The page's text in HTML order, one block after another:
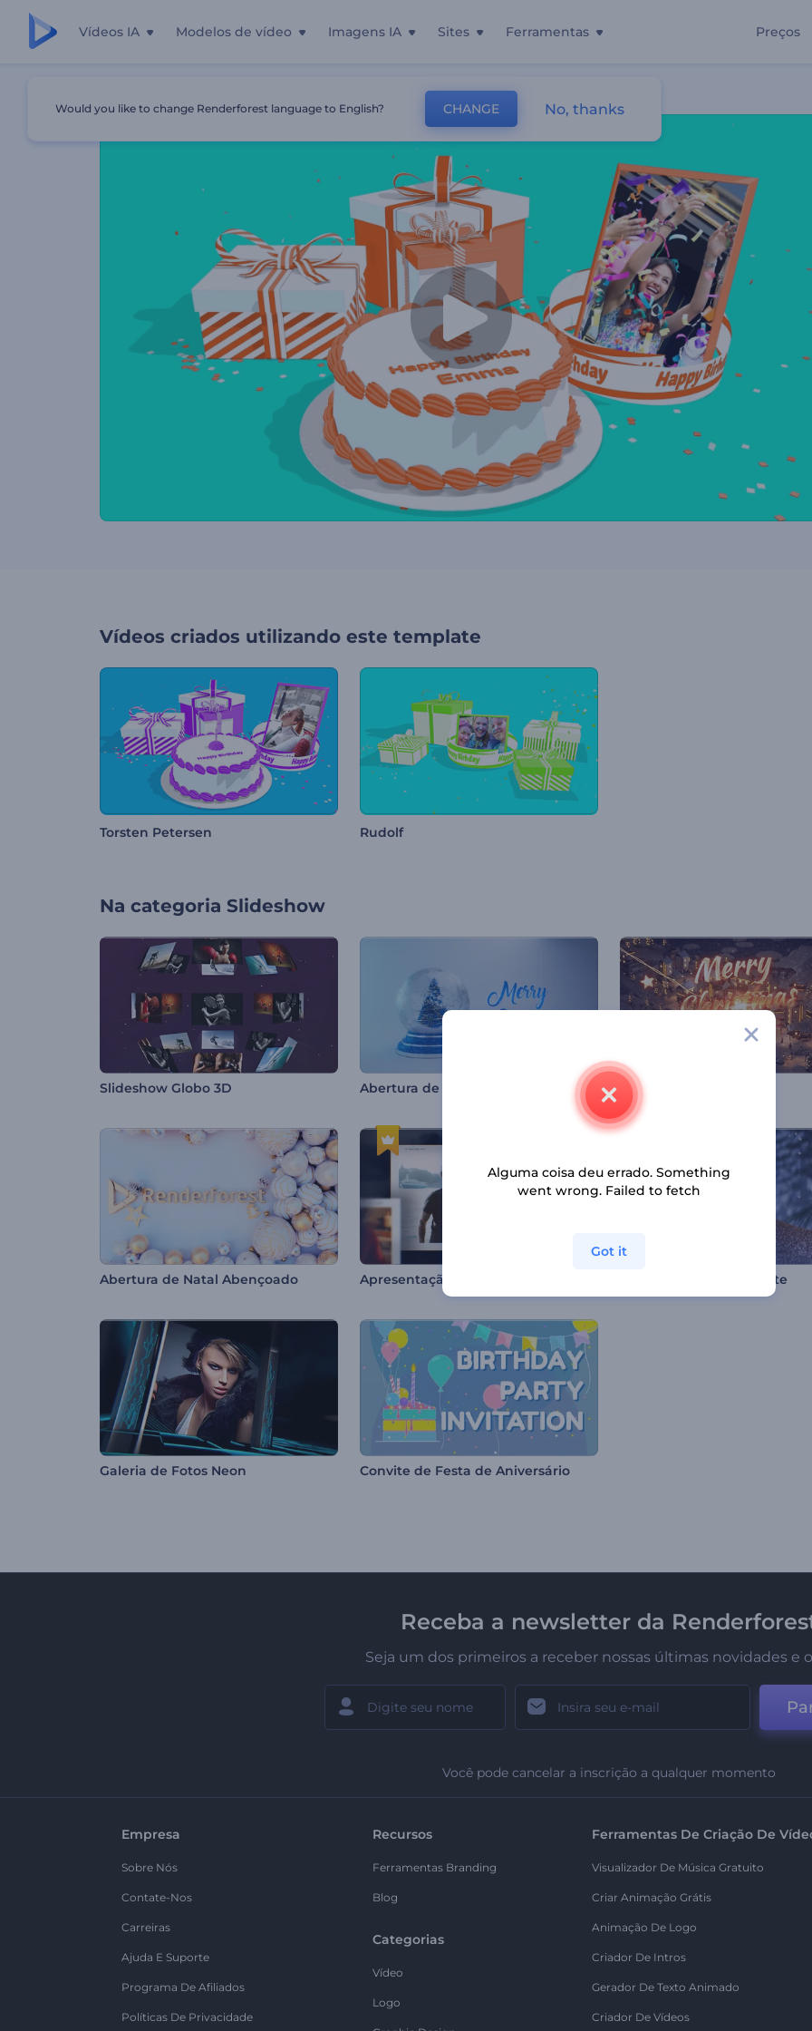
Vídeos IA Modelos de vídeo Imagens IA Sites Ferramentas Preços
Vídeos criados utilizando este template
Torsten Petersen Rudolf
Na categoria Slideshow
Slideshow Globo 3D Natal na Vila Mágica
Abertura de Natal Abençoado Intro com Neve Brilhante
Galeria de Fotos Neon Convite de Festa de Aniversário
Receba a newsletter da
Seja um dos primeiros a receber nossas últimas novidades e
Você pode cancelar a inscrição a qualquer momento
Empresa
Sobre Nós
Contate-Nos
Carreiras
Ajuda E Suporte
Programa De Afiliados
Políticas De Privacidade
Recursos
Ferramentas Branding
Blog
Categorias
Vídeo
Logo
Ferramentas De Criação De
Visualizador De Música Gratuito
Criar Animação Grátis
Animação De Logo
Criador De Intros
Gerador De Texto Animado
Criador De Vídeos
Would you like to change Renderforest language to English? CHANGE No, thanks
Alguma coisa deu errado. Something
went wrong. Failed to fetch
Got it